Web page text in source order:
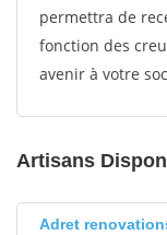
permettra de
fonction des
avenir à votre
Artisans
Adret